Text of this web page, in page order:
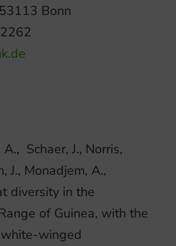
Bonn
Schaer, J., Norris,
J., Monadjem, A.,
diversity in the
of Guinea, with the
winged